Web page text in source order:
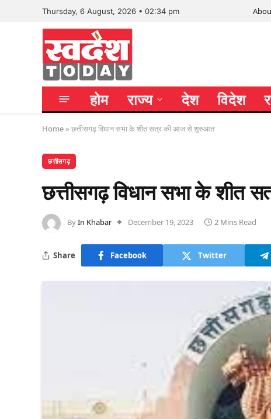
Thursday, 6 August, 2026 • 02:34 pm
होम राज्य देश विदेश
Home » छत्तीसगढ़ विधान सभा के शीत सत्र की आज से शुरुआत
छत्तीसगढ़
छत्तीसगढ़ विधान सभा के
ByIn Khabar December 19, 2023 2 Mins Read
Share Facebook Twitter